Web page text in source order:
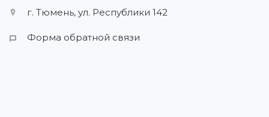
г. Тюмень, ул. Республики 142
Форма обратной связи